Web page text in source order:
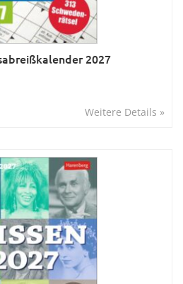
2027
Weitere Details »